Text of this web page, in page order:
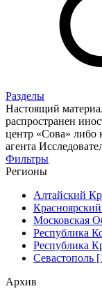
Разделы
Настоящий
распространен
центр «Сова» либо
агента
Фильтры
Регионы
Алтайский
Московская
Республика
Республика
Севастополь
Архив